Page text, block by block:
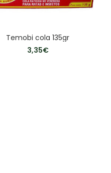
Temobi cola 135gr
3,35€